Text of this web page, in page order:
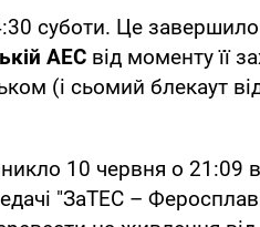
суботи. Це завершило
АЕС від моменту її
(і сьомий блекаут
10 червня о 21:09
"ЗаТЕС –